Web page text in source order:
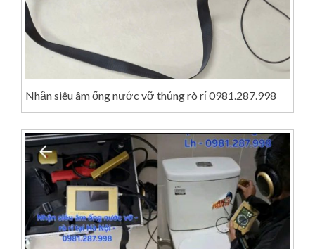
Nhận siêu âm ống nước vỡ thủng rò rỉ 0981.287.998